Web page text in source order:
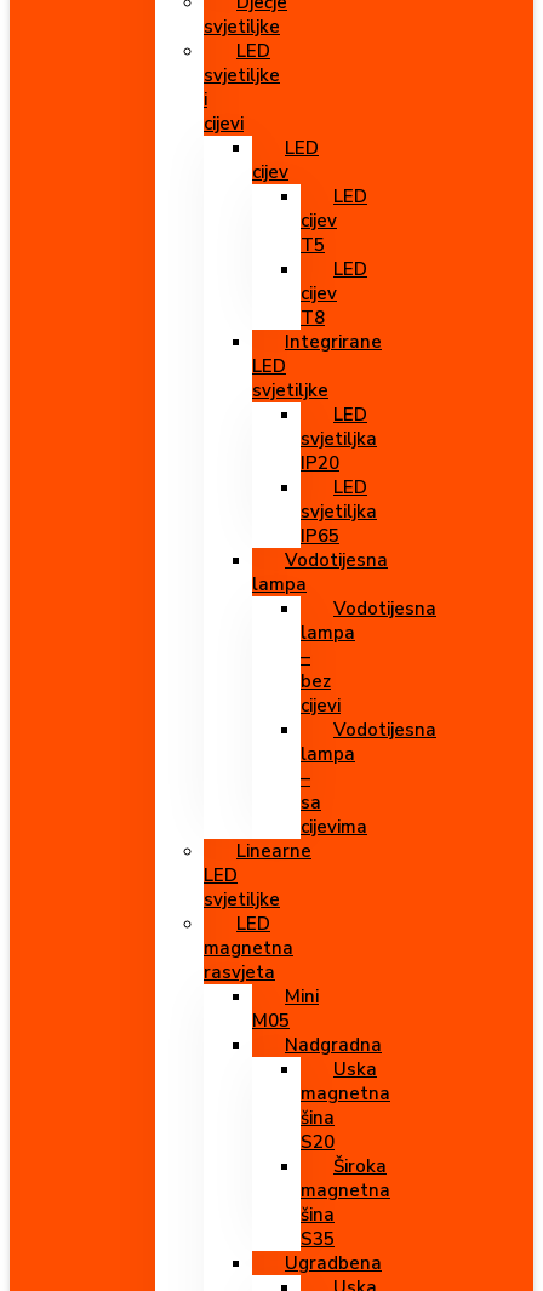
svjetiljke
LED
svjetiljke
i
cijevi
LED
cijev
LED
cijev
T5
LED
cijev
T8
Integrirane
LED
svjetiljke
LED
svjetiljka
IP20
LED
svjetiljka
IP65
Vodotijesna
lampa
Vodotijesna
lampa
–
bez
cijevi
Vodotijesna
lampa
–
sa
cijevima
Linearne
LED
svjetiljke
LED
magnetna
rasvjeta
Mini
M05
Nadgradna
Uska
magnetna
šina
S20
Široka
magnetna
šina
S35
Ugradbena